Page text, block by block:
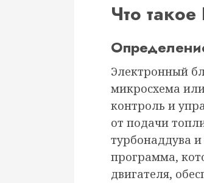
Что
Электронный
микросхема
контроль и
от подачи
турбонаддува
программа,
двигателя,